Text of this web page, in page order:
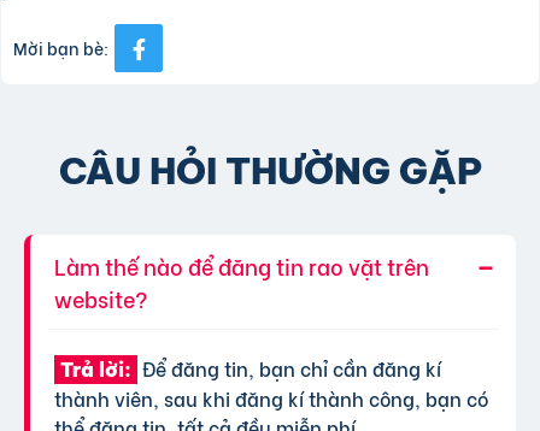
Mời bạn bè:
CÂU HỎI THƯỜNG GẶP
Làm thế nào để đăng tin rao vặt trên
website?
Trả lời: Để đăng tin, bạn chỉ cần đăng kí
thành viên, sau khi đăng kí thành công, bạn có